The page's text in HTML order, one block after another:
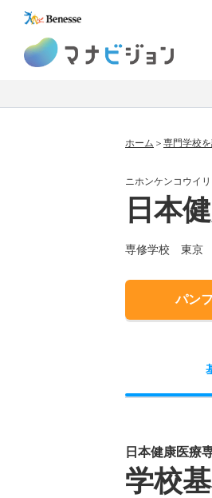
ホーム 専門学校
ニホンケンコウイ
日本
専修学校 東京
パン
日本健康医療
学校